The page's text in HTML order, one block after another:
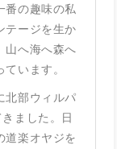
番の趣味の私
テージを生か
山へ海へ森へ
います。
北部ウィルパ
ました。日
道楽オヤジを